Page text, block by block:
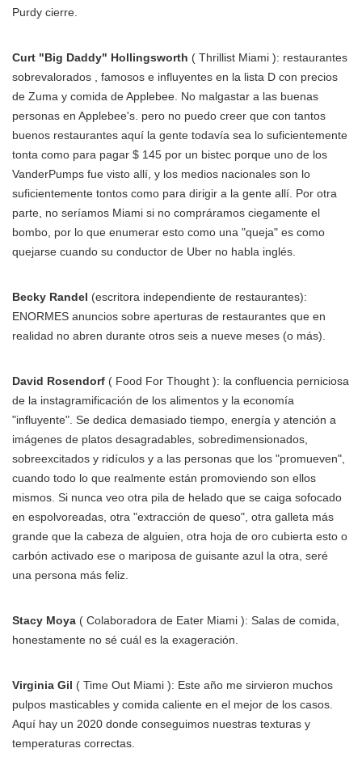
Purdy cierre.
Curt "Big Daddy" Hollingsworth ( Thrillist Miami ): restaurantes
sobrevalorados , famosos e influyentes en la lista D con precios
de Zuma y comida de Applebee. No malgastar a las buenas
personas en Applebee's. pero no puedo creer que con tantos
buenos restaurantes aquí la gente todavía sea lo suficientemente
tonta como para pagar $ 145 por un bistec porque uno de los
VanderPumps fue visto allí, y los medios nacionales son lo
suficientemente tontos como para dirigir a la gente allí. Por otra
parte, no seríamos Miami si no compráramos ciegamente el
bombo, por lo que enumerar esto como una "queja" es como
quejarse cuando su conductor de Uber no habla inglés.
Becky Randel (escritora independiente de restaurantes):
ENORMES anuncios sobre aperturas de restaurantes que en
realidad no abren durante otros seis a nueve meses (o más).
David Rosendorf ( Food For Thought ): la confluencia perniciosa
de la instagramificación de los alimentos y la economía
"influyente". Se dedica demasiado tiempo, energía y atención a
imágenes de platos desagradables, sobredimensionados,
sobreexcitados y ridículos y a las personas que los "promueven",
cuando todo lo que realmente están promoviendo son ellos
mismos. Si nunca veo otra pila de helado que se caiga sofocado
en espolvoreadas, otra "extracción de queso", otra galleta más
grande que la cabeza de alguien, otra hoja de oro cubierta esto o
carbón activado ese o mariposa de guisante azul la otra, seré
una persona más feliz.
Stacy Moya ( Colaboradora de Eater Miami ): Salas de comida,
honestamente no sé cuál es la exageración.
Virginia Gil ( Time Out Miami ): Este año me sirvieron muchos
pulpos masticables y comida caliente en el mejor de los casos.
Aquí hay un 2020 donde conseguimos nuestras texturas y
temperaturas correctas.